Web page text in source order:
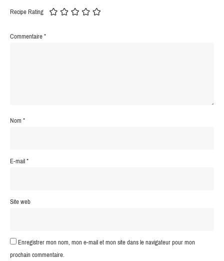
Recipe Rating
Commentaire*
Nom*
E-mail*
Site web
Enregistrer mon nom, mon e-mail et mon site dans le navigateur pour mon
prochain commentaire.